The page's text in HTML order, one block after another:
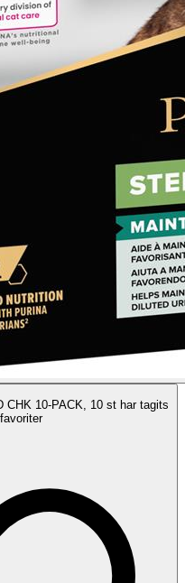
CHK 10-PACK, 10 st har tagits